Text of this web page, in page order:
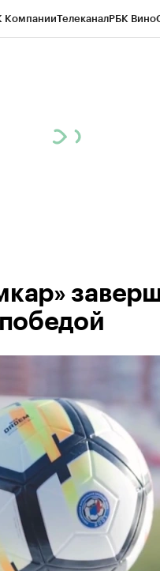
КомпанииТелеканалРБК Вино